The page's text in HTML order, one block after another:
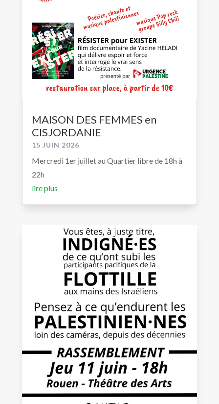
MAISON DES FEMMES en
CISJORDANIE
15 JUIN 2026
Mercredi 1er juillet au Quartier libre de 18h à
22h
lire plus